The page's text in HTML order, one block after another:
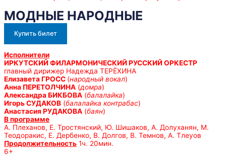
МОДНЫЕ НАРОДНЫЕ
Купить билет
Исполнители
ИРКУТСКИЙ ФИЛАРМОНИЧЕСКИЙ РУССКИЙ ОРКЕСТР
главный дирижер Надежда ТЕРЁХИНА
Елизавета ГРОСС (народный вокал)
Анна ПЕРЕТОЛЧИНА (домра)
Александра БИКБОВА (балалайка)
Игорь СУДАКОВ (балалайка контрабас)
Анастасия РУДАКОВА (баян)
В программе
А. Плеханов, Е. Тростянский, Ю. Шишаков, А. Долуханян, М.
Теодоракис, Е. Дербенко, В. Долгов, В. Темнов, А. Тлеуов
Продолжительность 1ч. 20мин.
6+